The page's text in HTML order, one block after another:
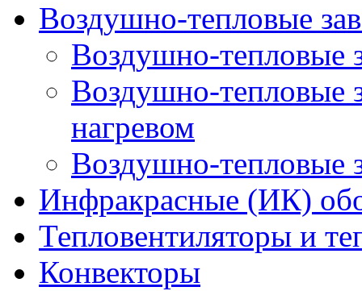
Воздушно-тепловые
Воздушно-тепловые
Воздушно-тепловые
нагревом
Воздушно-тепловые
Инфракрасные (ИК)
Тепловентиляторы и
Конвекторы